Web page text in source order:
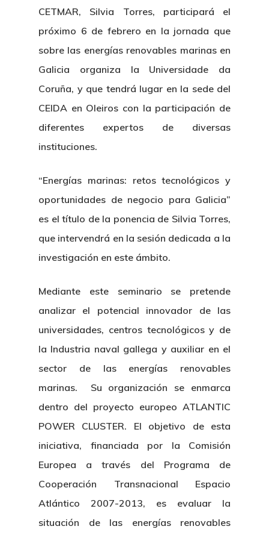
CETMAR, Silvia Torres, participará el
próximo 6 de febrero en la jornada que
sobre las energías renovables marinas en
Galicia organiza la Universidade da
Coruña, y que tendrá lugar en la sede del
CEIDA en Oleiros con la participación de
diferentes expertos de diversas
instituciones.
“Energías marinas: retos tecnológicos y
oportunidades de negocio para Galicia”
es el título de la ponencia de Silvia Torres,
que intervendrá en la sesión dedicada a la
investigación en este ámbito.
Mediante este seminario se pretende
analizar el potencial innovador de las
universidades, centros tecnológicos y de
la Industria naval gallega y auxiliar en el
sector de las energías renovables
marinas. Su organización se enmarca
dentro del proyecto europeo ATLANTIC
POWER CLUSTER. El objetivo de esta
iniciativa, financiada por la Comisión
Europea a través del Programa de
Cooperación Transnacional Espacio
Atlántico 2007-2013, es evaluar la
situación de las energías renovables